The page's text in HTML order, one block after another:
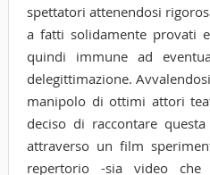
spettatori attenendosi
a fatti solidamente provati
quindi immune ad
delegittimazione.
manipolo di ottimi attori
deciso di raccontare
attraverso un film
repertorio -sia video